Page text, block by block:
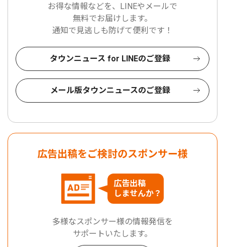
お得な情報などを、LINEやメールで
無料でお届けします。
通知で見逃しも防げて便利です！
タウンニュース for LINEのご登録
メール版タウンニュースのご登録
広告出稿をご検討のスポンサー様
広告出稿
しませんか？
多様なスポンサー様の情報発信を
サポートいたします。